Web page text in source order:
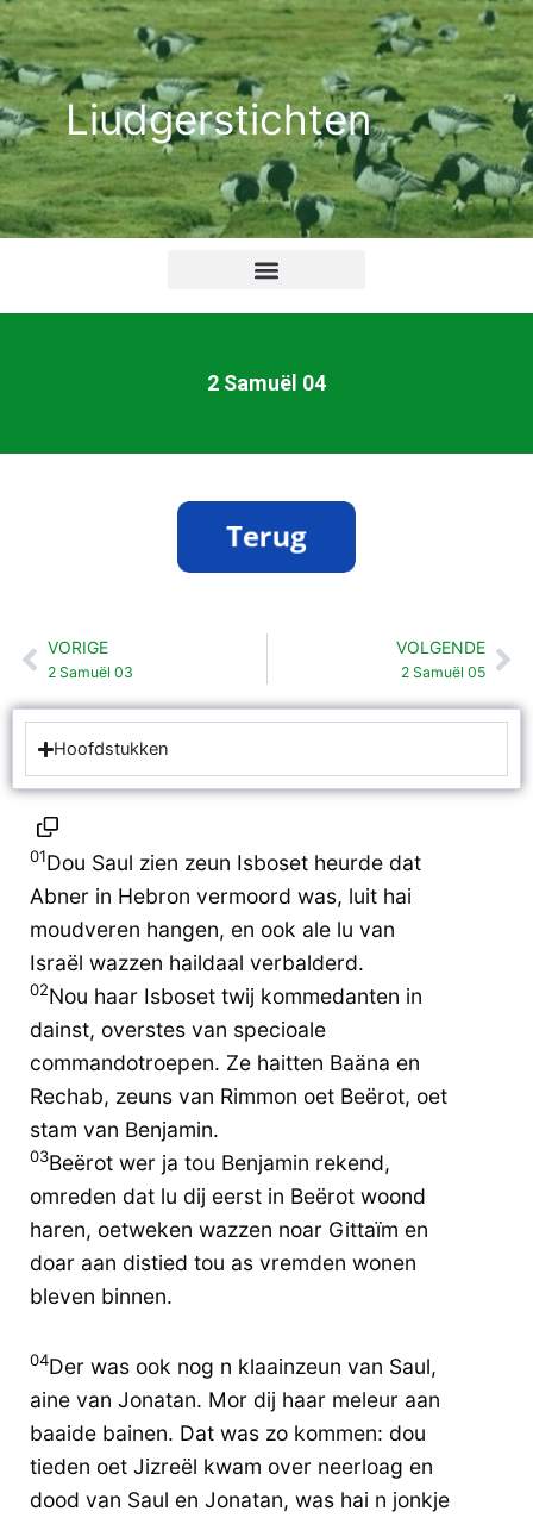
Ga
naar
de
inhoudLiudgerstichten
2 Samuël 04
Vorige
VORIGE
2 Samuël 03
VOLGENDE
2 Samuël 05
Hoofdstukken
01Dou Saul zien zeun Isboset heurde dat
Abner in Hebron vermoord was, luit hai
moudveren hangen, en ook ale lu van
Israël wazzen haildaal verbalderd.
02Nou haar Isboset twij kommedanten in
dainst, overstes van specioale
commandotroepen. Ze haitten Baäna en
Rechab, zeuns van Rimmon oet Beërot, oet
stam van Benjamin.
03Beërot wer ja tou Benjamin rekend,
omreden dat lu dij eerst in Beërot woond
haren, oetweken wazzen noar Gittaïm en
doar aan distied tou as vremden wonen
bleven binnen.
04Der was ook nog n klaainzeun van Saul,
aine van Jonatan. Mor dij haar meleur aan
baaide bainen. Dat was zo kommen: dou
tieden oet Jizreël kwam over neerloag en
dood van Saul en Jonatan, was hai n jonkje